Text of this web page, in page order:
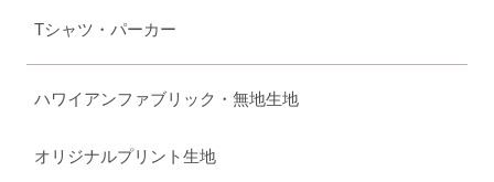
Tシャツ・パーカー
ハワイアンファブリック・無地生地
オリジナルプリント生地